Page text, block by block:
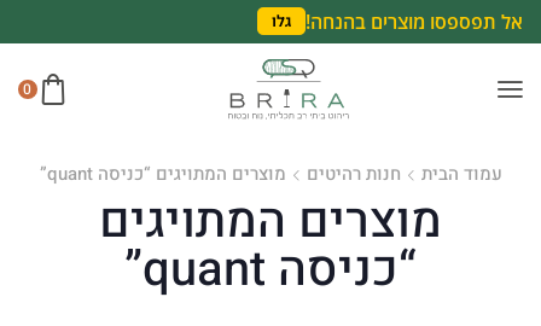
אל תפספסו מוצרים בהנחה! גלו
0
עמוד הבית חנות רהיטים מוצרים המתויגים “כניסה quant”
מוצרים המתויגים
“כניסה quant”